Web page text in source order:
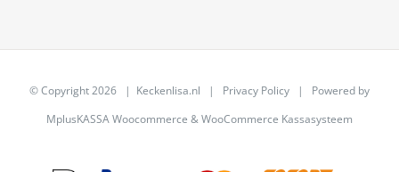
© Copyright2026 | Keckenlisa.nl | Privacy Policy | Powered by
MplusKASSA Woocommerce &WooCommerce Kassasysteem